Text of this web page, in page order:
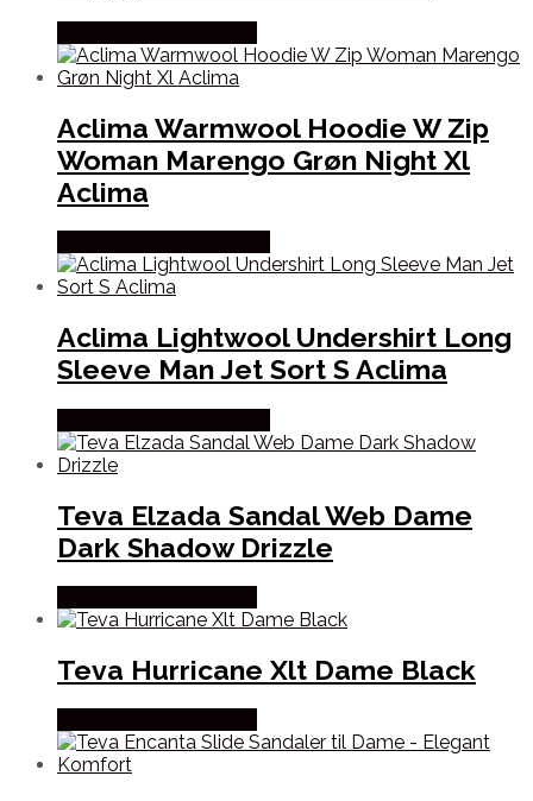
Aclima Warmwool Hoodie W Zip
Woman Marengo Grøn Night Xl
Aclima
Aclima Lightwool Undershirt Long
Sleeve Man Jet Sort S Aclima
Teva Elzada Sandal Web Dame
Dark Shadow Drizzle
Teva Hurricane Xlt Dame Black